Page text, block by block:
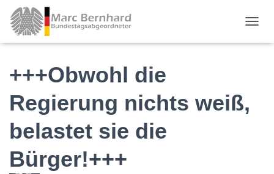
+++Obwohl die
Regierung nichts weiß,
belastet sie die
Bürger!+++